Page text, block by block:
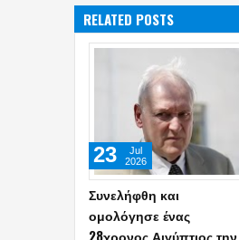
RELATED POSTS
Συνελήφθη και
ομολόγησε ένας
28χρονος Αιγύπτιος την
23
Jul
2026